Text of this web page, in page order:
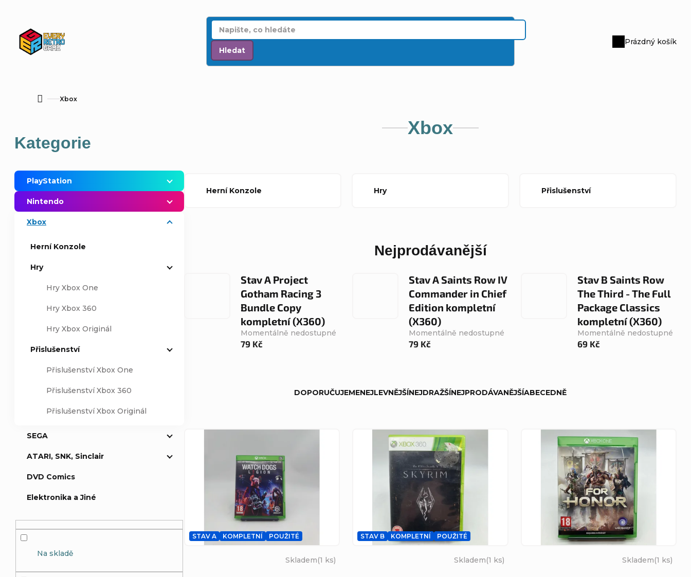
Hledat
Nákupní
Prázdný košík
DomůXbox
o
s
t
Přeskočit
kategorie
Kategorie
PlayStation
Nintendo
Xbox
Herní Konzole
Hry
Hry Xbox One
Hry Xbox 360
Hry Xbox Originál
Přislušenství
Přislušenství Xbox One
Přislušenství Xbox 360
Přislušenství Xbox Originál
SEGA
ATARI, SNK, Sinclair
DVD Comics
Elektronika a Jiné
Na skladě
Xbox
Herní Konzole Hry Přislušenství
Nejprodávanější
Stav A Project
Gotham Racing 3
Bundle Copy
kompletní (X360)
Momentálně nedostupné
79 Kč
Stav A Saints Row IV
Commander in Chief
Edition kompletní
(X360)
Momentálně nedostupné
79 Kč
Stav B Saints Row
The Third - The Full
Package Classics
kompletní (X360)
Momentálně nedostupné
69 Kč
p
DOPORUČUJEMENEJLEVNĚJŠÍNEJDRAŽŠÍNEJPRODÁVANĚJŠÍABECEDNĚ
sSTAV A KOMPLETNÍ POUŽITÉ
Skladem(1 ks)
STAV B KOMPLETNÍ POUŽITÉ
Skladem(1 ks) Skladem(1 ks)